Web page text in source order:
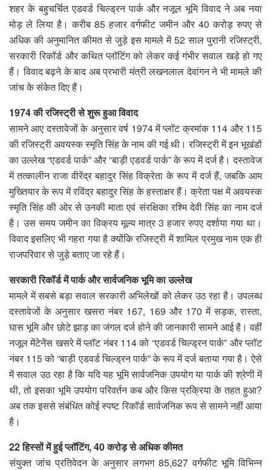
शहर के बहुचर्चित एडवर्ड चिल्ड्रन पार्क और नजूल भूमि विवाद ने अब नया
मोड़ ले लिया है। करीब 85 हजार वर्गफीट जमीन और 40 करोड़ रुपए से
अधिक की अनुमानित कीमत से जुड़े इस मामले में 52 साल पुरानी रजिस्ट्री,
सरकारी रिकॉर्ड और कथित प्लॉटिंग को लेकर कई गंभीर सवाल खड़े हो गए
हैं। विवाद बढ़ने के बाद अब प्रभारी मंत्री लखनलाल देवांगन ने भी मामले की
जांच के संकेत दिए हैं।
1974 की रजिस्ट्री से शुरू हुआ विवाद
सामने आए दस्तावेजों के अनुसार वर्ष 1974 में प्लॉट क्रमांक 114 और 115
की रजिस्ट्री अवयस्क स्मृति सिंह के नाम की गई थी। रजिस्ट्री में इन भूखंडों
का उल्लेख “एडवर्ड पार्क” और “बाड़ी एडवर्ड पार्क” के रूप में दर्ज है। दस्तावेज
में तत्कालीन राजा वीरेंद्र बहादुर सिंह विक्रेता के रूप में दर्ज हैं, जबकि आम
मुख्तियार के रूप में रविंद्र बहादुर सिंह के हस्ताक्षर हैं। क्रेता पक्ष में अवयस्क
स्मृति सिंह की ओर से उनकी माता एवं संरक्षिका रश्मि देवी सिंह का नाम दर्ज
है। उस समय जमीन का विक्रय मूल्य मात्र 3 हजार रुपए दर्शाया गया था।
विवाद इसलिए भी गहरा गया है क्योंकि रजिस्ट्री में शामिल प्रमुख नाम एक ही
राजपरिवार से जुड़े बताए जा रहे हैं।
सरकारी रिकॉर्ड में पार्क और सार्वजनिक भूमि का उल्लेख
मामले में सबसे बड़ा सवाल सरकारी अभिलेखों को लेकर उठ रहा है। उपलब्ध
दस्तावेजों के अनुसार खसरा नंबर 167, 169 और 170 में सड़क, रास्ता,
घास भूमि और छोटे झाड़ का जंगल दर्ज होने की जानकारी सामने आई है। वहीं
नजूल मेंटेनेंस खसरे में प्लॉट नंबर 114 को “एडवर्ड चिल्ड्रन पार्क” और प्लॉट
नंबर 115 को “बाड़ी एडवर्ड चिल्ड्रन पार्क” के रूप में दर्ज बताया गया है। ऐसे
में सवाल उठ रहा है कि यदि यह भूमि सार्वजनिक उपयोग या पार्क की श्रेणी में
थी, तो इसका भूमि उपयोग परिवर्तन कब और किस प्रक्रिया के तहत हुआ?
अब तक इससे संबंधित कोई स्पष्ट रिकॉर्ड सार्वजनिक रूप से सामने नहीं आया
है।
22 हिस्सों में हुई प्लॉटिंग, 40 करोड़ से अधिक कीमत
संयुक्त जांच प्रतिवेदन के अनुसार लगभग 85,627 वर्गफीट भूमि विभिन्न